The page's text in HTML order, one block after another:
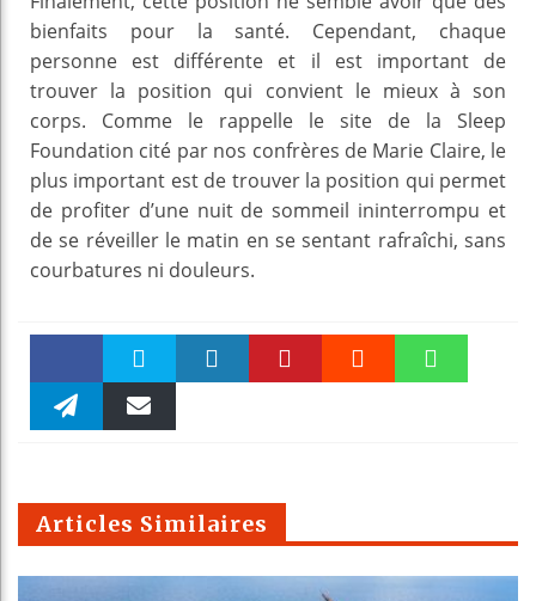
bienfaits pour la santé. Cependant, chaque
personne est différente et il est important de
trouver la position qui convient le mieux à son
corps. Comme le rappelle le site de la Sleep
Foundation cité par nos confrères de Marie Claire, le
plus important est de trouver la position qui permet
de profiter d’une nuit de sommeil ininterrompu et
de se réveiller le matin en se sentant rafraîchi, sans
courbatures ni douleurs.
Faceboo Twitter
m
Articles Similaires